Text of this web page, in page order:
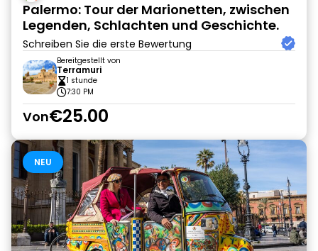
Palermo: Tour der Marionetten, zwischen
Legenden, Schlachten und Geschichte.
Schreiben Sie die erste Bewertung
Bereitgestellt von
Terramuri
1 stunde
7:30 PM
Von€25.00
NEU